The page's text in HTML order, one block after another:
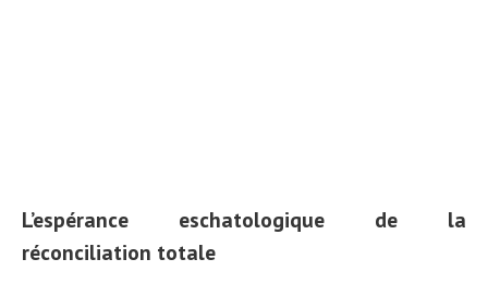
L’espérance eschatologique de la
réconciliation totale